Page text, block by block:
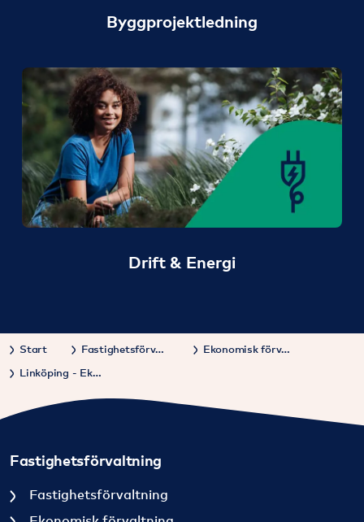
Byggprojektledning
Drift & Energi
Start Fastighetsförvaltning
Ekonomisk förvaltning
Linköping - Ekonomisk förvaltning SBC
Fastighetsförvaltning
Fastighetsförvaltning